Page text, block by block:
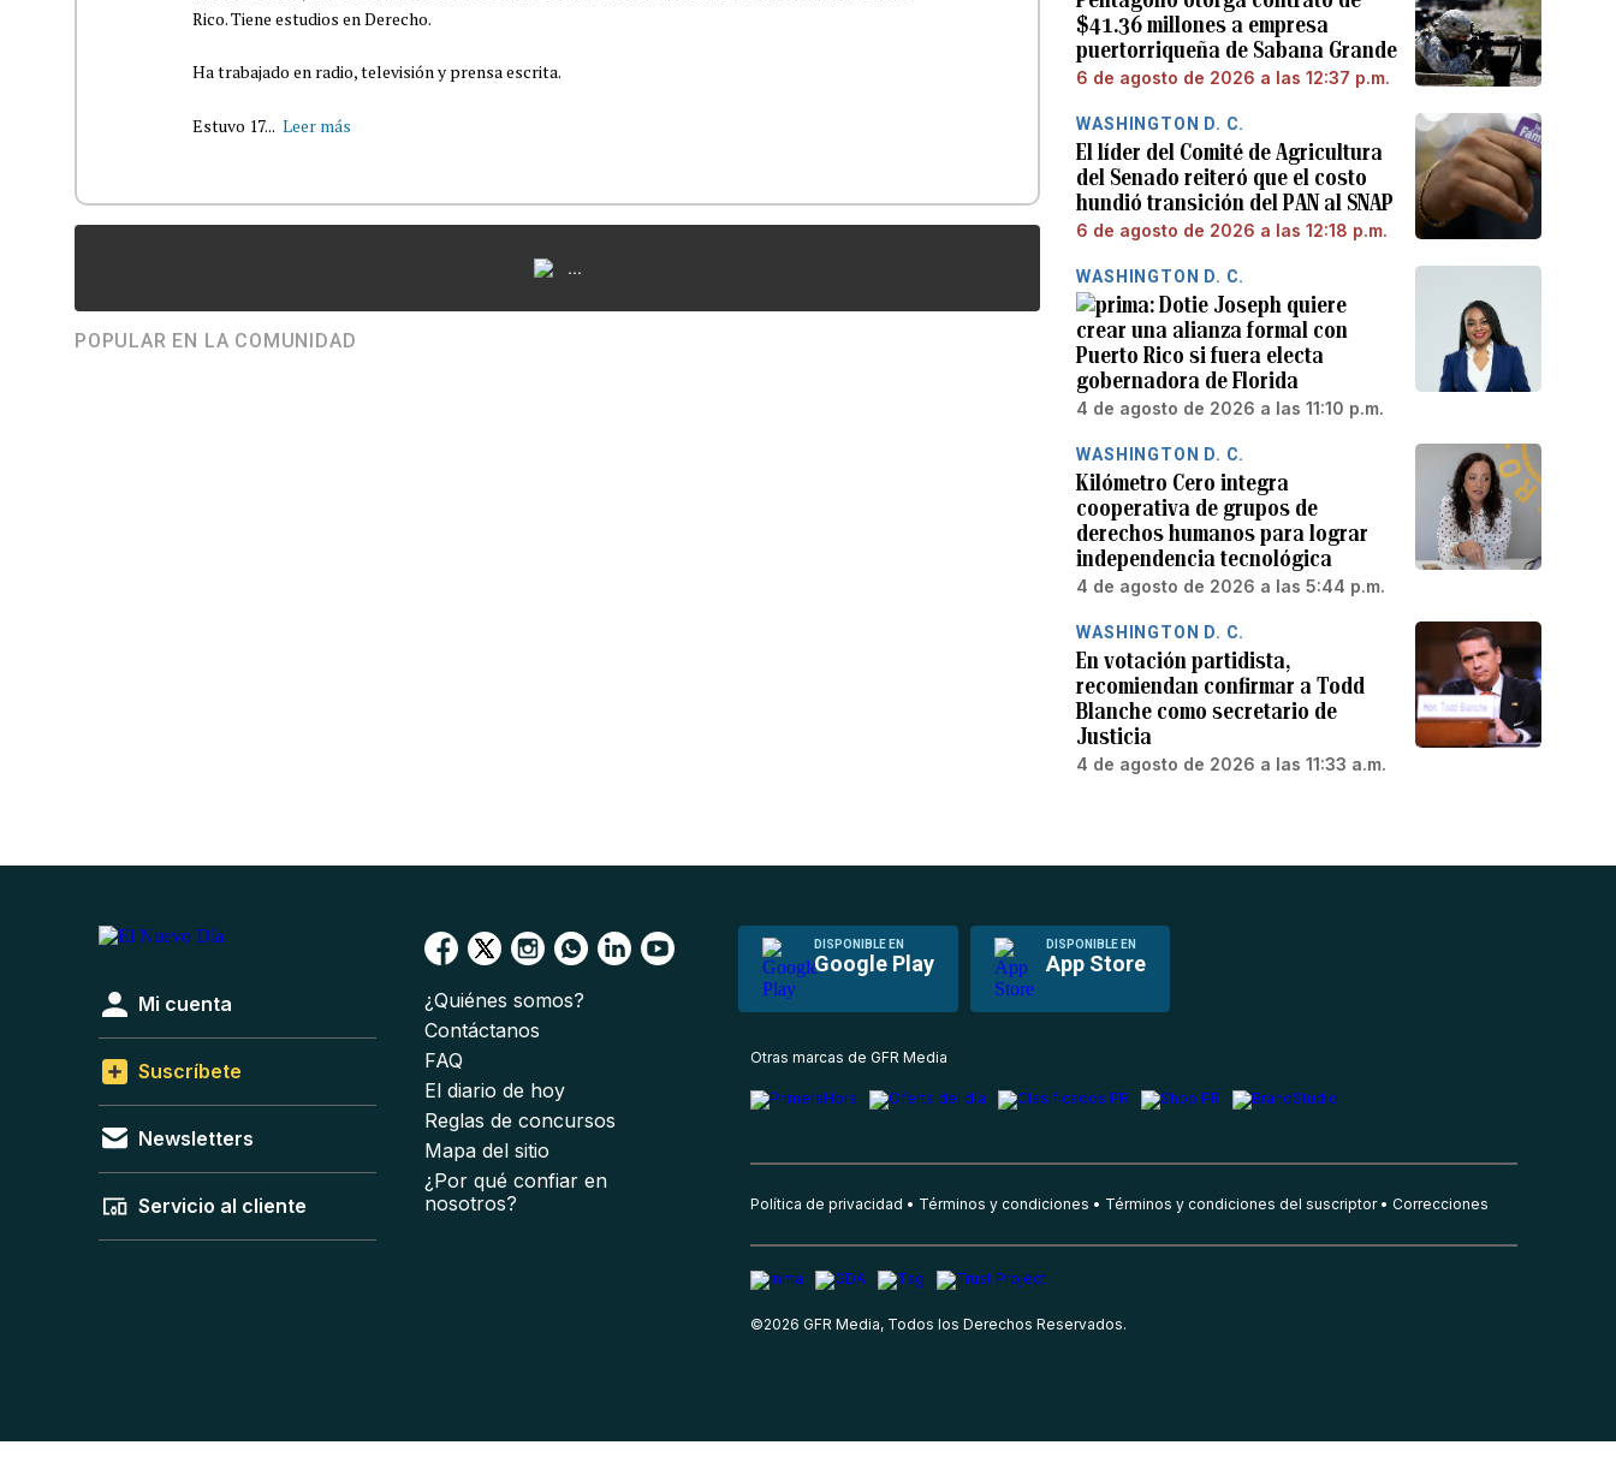
Rico. Tiene estudios en Derecho.
Ha trabajado en radio, televisión y prensa escrita.
Estuvo 17... Leer más
...
POPULAR EN LA COMUNIDAD
$41.36 millones a empresa
puertorriqueña de Sabana Grande
6 de agosto de 2026 a las 12:37 p.m.
WASHINGTON D. C.
El líder del Comité de Agricultura
del Senado reiteró que el costo
hundió transición del PAN al SNAP
6 de agosto de 2026 a las 12:18 p.m.
WASHINGTON D. C.
Dotie Joseph quiere
crear una alianza formal con
Puerto Rico si fuera electa
gobernadora de Florida
4 de agosto de 2026 a las 11:10 p.m.
WASHINGTON D. C.
Kilómetro Cero integra
cooperativa de grupos de
derechos humanos para lograr
independencia tecnológica
4 de agosto de 2026 a las 5:44 p.m.
WASHINGTON D. C.
En votación partidista,
recomiendan confirmar a Todd
Blanche como secretario de
Justicia
4 de agosto de 2026 a las 11:33 a.m.
DISPONIBLE EN
Google Play
DISPONIBLE EN
App Store
Mi cuenta
Suscríbete
Newsletters
Servicio al cliente
¿Quiénes somos?
Contáctanos
FAQ
El diario de hoy
Reglas de concursos
Mapa del sitio
¿Por qué confiar en
nosotros?
Otras marcas de GFR Media
Política de privacidad Términos y condiciones Términos y condiciones del suscriptor Correcciones
©2026 GFR Media, Todos los Derechos Reservados.